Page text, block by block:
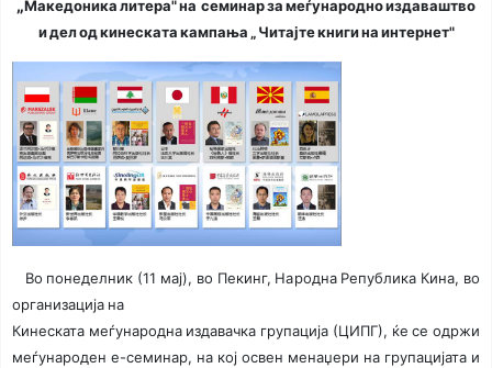
Mакедоника литера" на семинар за меѓународно издаваштво
и дел од кинеската кампања „ Читајте книги на интернет"
Во понеделник (11 мај), во Пекинг, Народна Република Кина, во
организација на
Кинеската меѓународна издавачка групација (ЦИПГ), ќе се одржи
меѓународен е-семинар, на кој освен менаџери на групацијата и